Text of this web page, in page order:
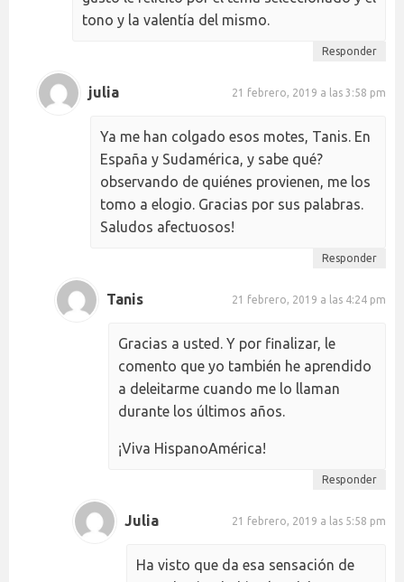
tono y la valentía del mismo.
Responder
julia 21 febrero, 2019 a las 3:58 pm
Ya me han colgado esos motes, Tanis. En
España y Sudamérica, y sabe qué?
observando de quiénes provienen, me los
tomo a elogio. Gracias por sus palabras.
Saludos afectuosos!
Responder
Tanis 21 febrero, 2019 a las 4:24 pm
Gracias a usted. Y por finalizar, le
comento que yo también he aprendido
a deleitarme cuando me lo llaman
durante los últimos años.
¡Viva HispanoAmérica!
Responder
Julia 21 febrero, 2019 a las 5:58 pm
Ha visto que da esa sensación de